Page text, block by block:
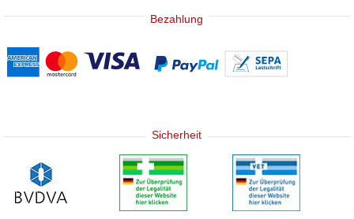
Bezahlung
Sicherheit